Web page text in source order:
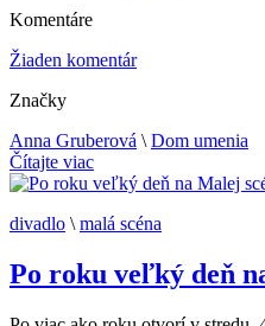
Komentáre
Žiaden komentár
Značky
Anna Gruberová \ Dom umenia
Čítajte viac
divadlo \ malá scéna
Po roku veľký deň